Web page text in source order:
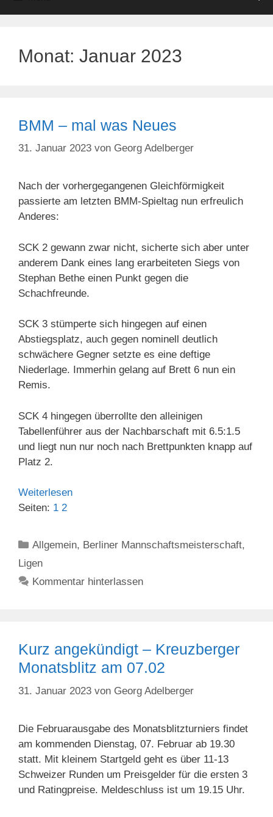
Monat: Januar 2023
BMM – mal was Neues
31. Januar 2023 von Georg Adelberger
Nach der vorhergegangenen Gleichförmigkeit
passierte am letzten BMM-Spieltag nun erfreulich
Anderes:
SCK 2 gewann zwar nicht, sicherte sich aber unter
anderem Dank eines lang erarbeiteten Siegs von
Stephan Bethe einen Punkt gegen die
Schachfreunde.
SCK 3 stümperte sich hingegen auf einen
Abstiegsplatz, auch gegen nominell deutlich
schwächere Gegner setzte es eine deftige
Niederlage. Immerhin gelang auf Brett 6 nun ein
Remis.
SCK 4 hingegen überrollte den alleinigen
Tabellenführer aus der Nachbarschaft mit 6.5:1.5
und liegt nun nur noch nach Brettpunkten knapp auf
Platz 2.
Weiterlesen
Seiten: 1 2
Kategorien
Allgemein, Berliner Mannschaftsmeisterschaft,
Ligen
Kommentar hinterlassen
Kurz angekündigt – Kreuzberger
Monatsblitz am 07.02
31. Januar 2023 von Georg Adelberger
Die Februarausgabe des Monatsblitzturniers findet
am kommenden Dienstag, 07. Februar ab 19.30
statt. Mit kleinem Startgeld geht es über 11-13
Schweizer Runden um Preisgelder für die ersten 3
und Ratingpreise. Meldeschluss ist um 19.15 Uhr.